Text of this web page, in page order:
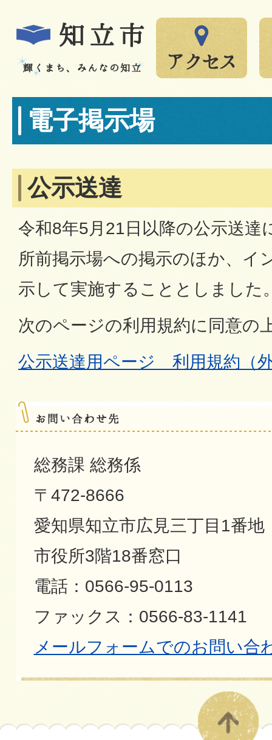
電子掲示場
公示送達
令和8年5月21日以降の公示送達
所前掲示場への掲示のほか、イ
示して実施することとしました
次のページの利用規約に同意の
公示送達用ページ 利用規約（
総務課 総務係
〒472-8666
愛知県知立市広見三丁目1番地
市役所3階18番窓口
電話：0566-95-0113
ファックス：0566-83-1141
メールフォームでのお問い合